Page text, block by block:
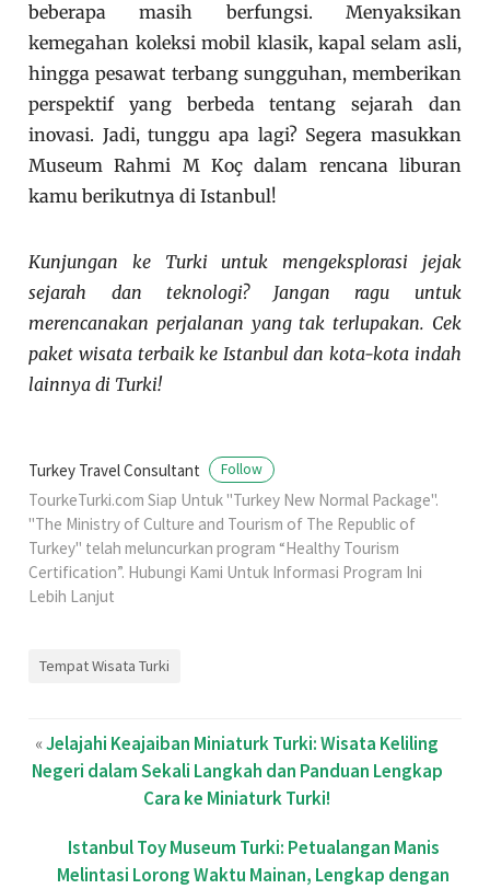
beberapa masih berfungsi. Menyaksikan
kemegahan koleksi mobil klasik, kapal selam asli,
hingga pesawat terbang sungguhan, memberikan
perspektif yang berbeda tentang sejarah dan
inovasi. Jadi, tunggu apa lagi? Segera masukkan
Museum Rahmi M Koç dalam rencana liburan
kamu berikutnya di Istanbul!
Kunjungan ke Turki untuk mengeksplorasi jejak
sejarah dan teknologi? Jangan ragu untuk
merencanakan perjalanan yang tak terlupakan. Cek
paket wisata terbaik ke Istanbul dan kota-kota indah
lainnya di Turki!
Turkey Travel Consultant Follow
TourkeTurki.com Siap Untuk "Turkey New Normal Package".
"The Ministry of Culture and Tourism of The Republic of
Turkey" telah meluncurkan program “Healthy Tourism
Certification”. Hubungi Kami Untuk Informasi Program Ini
Lebih Lanjut
Tempat Wisata Turki
«Jelajahi Keajaiban Miniaturk Turki: Wisata Keliling
Negeri dalam Sekali Langkah dan Panduan Lengkap
Cara ke Miniaturk Turki!
Istanbul Toy Museum Turki: Petualangan Manis
Melintasi Lorong Waktu Mainan, Lengkap dengan